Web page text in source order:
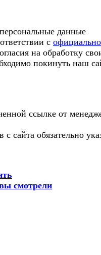
данные
с
на обработку
покинуть наш
сайта обязательно
смотрели